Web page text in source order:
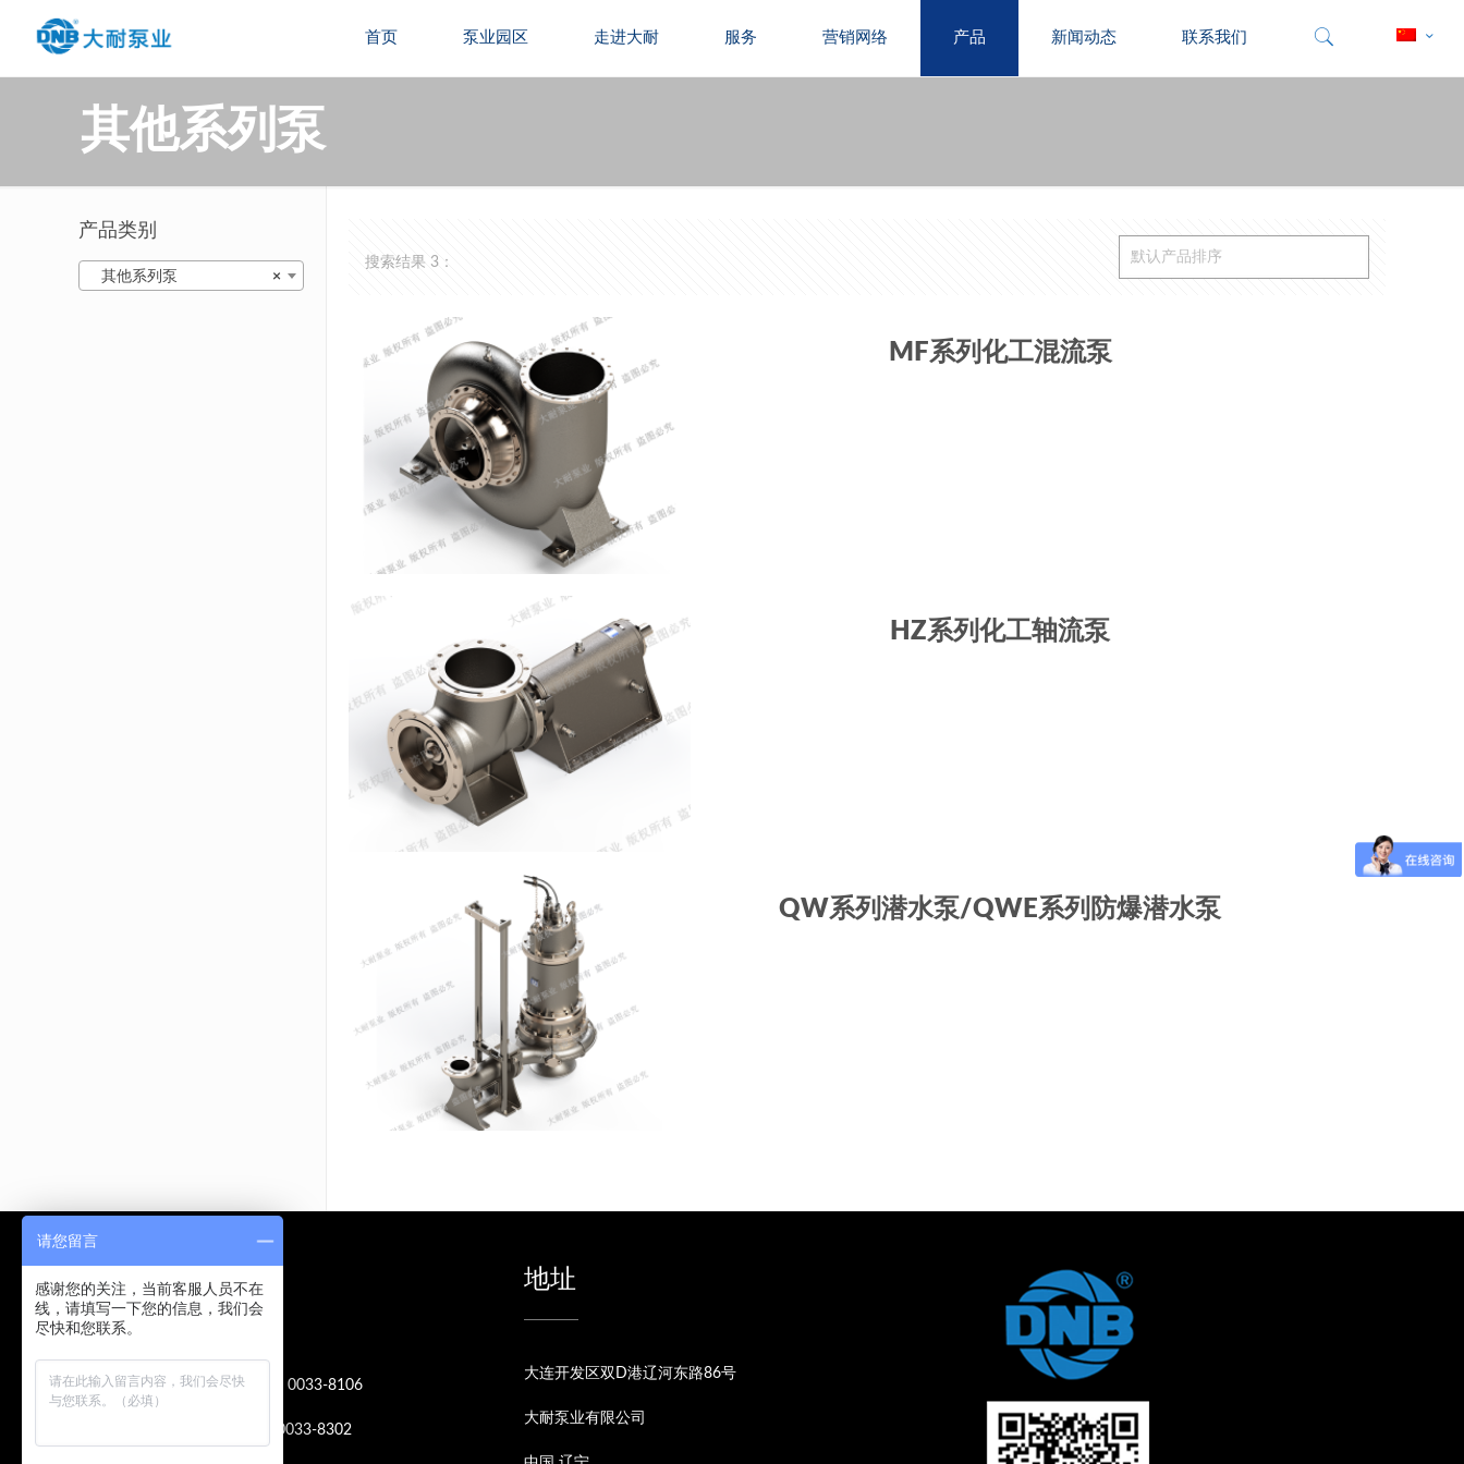
首页 泵业园区 走进大耐 服务 营销网络 产品 新闻动态 联系我们
其他系列泵
搜索结果 3：
MF系列化工混流泵
HZ系列化工轴流泵
QW系列潜水泵/QWE系列防爆潜水泵
产品类别
×
其他系列泵
联系方式
国内销售热线：+86 411 8589 0033-8106
核电泵销售： +86 411 8589 0033-8302
地址
大连开发区双D港辽河东路86号
大耐泵业有限公司
请您留言
感谢您的关注，当前客服人员不在
线，请填写一下您的信息，我们会
尽快和您联系。